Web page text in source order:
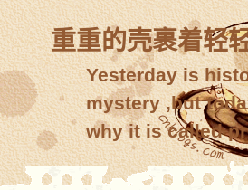
重重的壳裹着轻
Yesterday is
mystery ,but
why it is called